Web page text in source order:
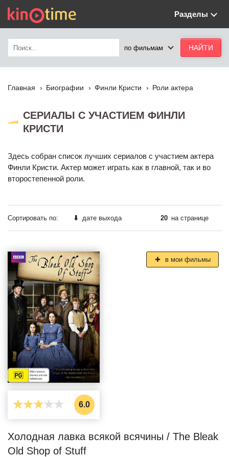
Разделы
Главная Биографии Финли Кристи Роли актера
СЕРИАЛЫ С УЧАСТИЕМ ФИНЛИ
КРИСТИ
Здесь собран список лучших сериалов с участием актера
Финли Кристи. Актер может играть как в главной, так и во
второстепенной роли.
Сортировать по: ⬇ дате выхода 20 на странице
6.0
Холодная лавка всякой всячины / The Bleak
Old Shop of Stuff
в мои фильмы